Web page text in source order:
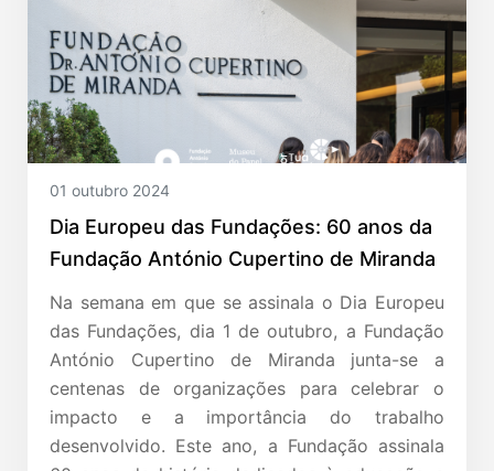
01 outubro 2024
Dia Europeu das Fundações: 60 anos da
Fundação António Cupertino de Miranda
Na semana em que se assinala o Dia Europeu
das Fundações, dia 1 de outubro, a Fundação
António Cupertino de Miranda junta-se a
centenas de organizações para celebrar o
impacto e a importância do trabalho
desenvolvido. Este ano, a Fundação assinala